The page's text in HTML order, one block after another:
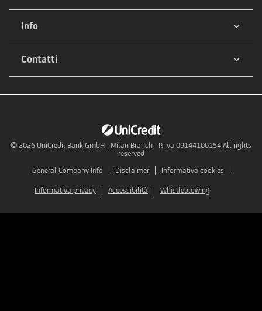
Info
Contatti
© 2026 UniCredit Bank GmbH - Milan Branch - P. Iva 09144100154 All rights
reserved
General Company Info
Disclaimer Informativa cookies
Informativa privacy Accessibilità Whistleblowing